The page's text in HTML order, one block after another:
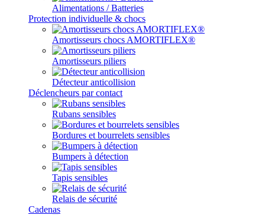
Alimentations / Batteries
Protection individuelle & chocs
Amortisseurs chocs AMORTIFLEX®
Amortisseurs piliers
Détecteur anticollision
Déclencheurs par contact
Rubans sensibles
Bordures et bourrelets sensibles
Bumpers à détection
Tapis sensibles
Relais de sécurité
Cadenas